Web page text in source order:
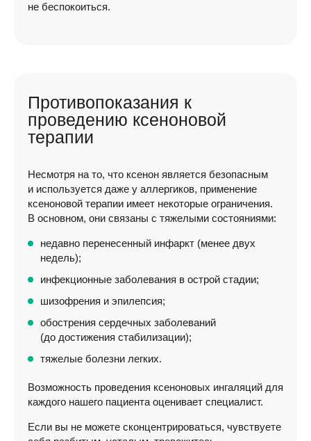
не беспокоиться.
Противопоказания к
проведению ксеноновой
терапии
Несмотря на то, что ксенон является безопасным
и используется даже у аллергиков, применение
ксеноновой терапии имеет некоторые ограничения.
В основном, они связаны с тяжелыми состояниями:
недавно перенесенный инфаркт (менее двух
недель);
инфекционные заболевания в острой стадии;
шизофрения и эпилепсия;
обострения сердечных заболеваний
(до достижения стабилизации);
тяжелые болезни легких.
Возможность проведения ксеноновых ингаляций для
каждого нашего пациента оценивает специалист.
Если вы не можете сконцентрироваться, чувствуете